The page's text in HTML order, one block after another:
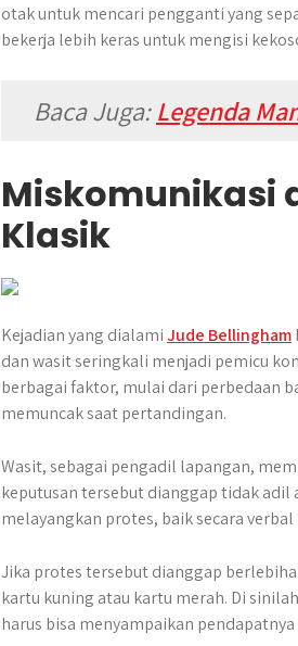
otak untuk mencari pengganti yang
bekerja lebih keras untuk mengisi
Baca Juga:Legenda
Miskomunikasi
Klasik
Kejadian yang dialamiJude Bellingham
dan wasit seringkali menjadi pemicu
berbagai faktor, mulai dari perbedaan
memuncak saat pertandingan.
Wasit, sebagai pengadil lapangan,
keputusan tersebut dianggap tidak adil
melayangkan protes, baik secara
Jika protes tersebut dianggap
kartu kuning atau kartu merah. Di
harus bisa menyampaikan